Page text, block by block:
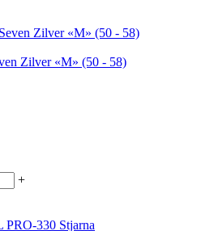
Zilver «M» (50 - 58)
+